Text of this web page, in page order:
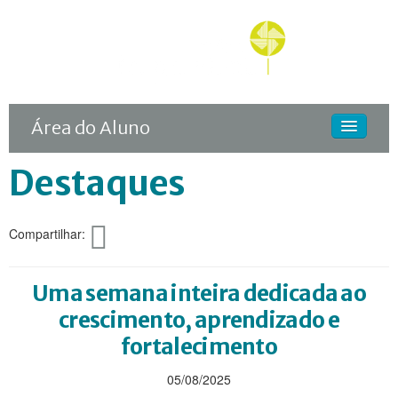
Área do Aluno
HOME
CURSOS
CONTINUIDADE RODIN
Destaques
Compartilhar:
Uma semana inteira dedicada ao
crescimento, aprendizado e
fortalecimento
05/08/2025